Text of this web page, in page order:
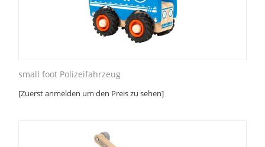
small foot Polizeifahrzeug
[Zuerst anmelden um den Preis zu sehen]